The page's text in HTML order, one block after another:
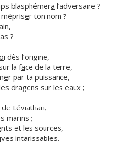
blasphémera l’adversaire ?
mépriser ton nom ?
?
oi dès l’origine,
la face de la terre,
er par ta puissance,
dragons sur les eaux ;
Léviathan,
marins ;
nts et les sources,
ves intarissables.